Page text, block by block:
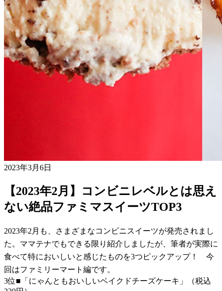
2023年3月6日
【2023年2月】コンビニレベルとは思え
ない絶品ファミマスイーツTOP3
2023年2月も、さまざまなコンビニスイーツが発売されまし
た。ママテナでもできる限り紹介しましたが、筆者が実際に
食べて特においしいと感じたものを3つピックアップ！ 今
回はファミリーマート編です。
3位■「にゃんともおいしいベイクドチーズケーキ」（税込